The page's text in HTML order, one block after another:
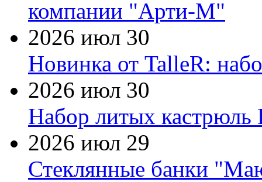
компании "Арти-М"
2026 июл 30
Новинка от TalleR:
2026 июл 30
Набор литых кастрюль
2026 июл 29
Стеклянные банки